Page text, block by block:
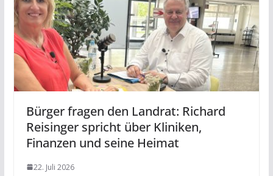
Bürger fragen den Landrat: Richard
Reisinger spricht über Kliniken,
Finanzen und seine Heimat
22. Juli 2026